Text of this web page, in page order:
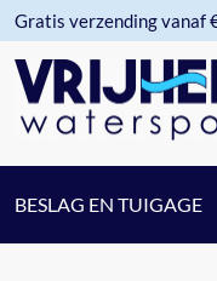
Gratis verzending vanaf
BESLAG EN TUIGAGE